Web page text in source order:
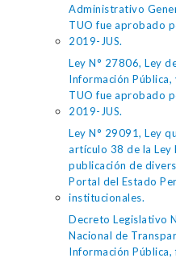
Administrativo
TUO fue aprobado
2019-JUS.
Ley N° 27806, Ley
Información
TUO fue aprobado
2019-JUS.
Ley N° 29091, Ley
artículo 38 de la Ley
publicación de
Portal del Estado
institucionales.
Decreto Legislativo
Nacional de
Información Pública,